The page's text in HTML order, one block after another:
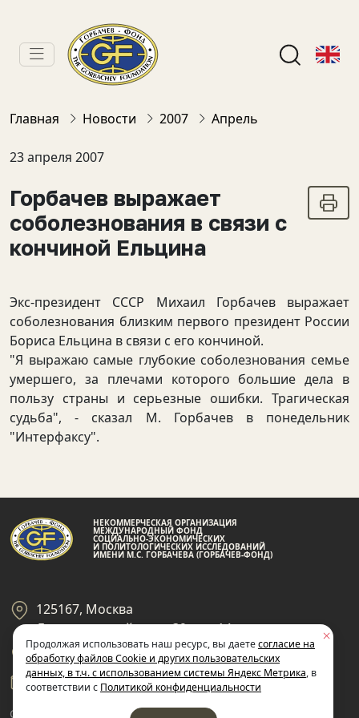
Главная Новости 2007 Апрель
23 апреля 2007
Горбачев выражает
соболезнования в связи с
кончиной Ельцина
Экс-президент СССР Михаил Горбачев выражает
соболезнования близким первого президент России
Бориса Ельцина в связи с его кончиной.
"Я выражаю самые глубокие соболезнования семье
умершего, за плечами которого большие дела в
пользу страны и серьезные ошибки. Трагическая
судьба", - сказал М. Горбачев в понедельник
"Интерфаксу".
НЕКОММЕРЧЕСКАЯ ОРГАНИЗАЦИЯ
МЕЖДУНАРОДНЫЙ ФОНД
СОЦИАЛЬНО-ЭКОНОМИЧЕСКИХ
И ПОЛИТОЛОГИЧЕСКИХ ИССЛЕДОВАНИЙ
ИМЕНИ М.С. ГОРБАЧЕВА (ГОРБАЧЕВ-ФОНД)
125167, Москва
Ленинградский пр-кт 39, стр 14
+7 495 945-59-99
gf@gorby.ru
Cогласие на обработку
Продолжая использовать наш ресурс, вы даетесогласие на
обработку файлов Cookie и других пользовательских
данных, в т.ч. с использованием системы Яндекс Метрика, в
соответствии с Политикой конфиденциальности